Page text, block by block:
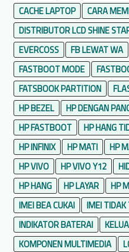
CACHE LAPTOP
CARA
DISTRIBUTOR LCD SHINE
EVERCOSS
FB LEWAT WA
FASTBOOT MODE
FATSBOOK PARTITION
HP BEZEL
HP DENGAN
HP FASTBOOT
HP HANG
HP INFINIX
HP MATI HP
HP VIVO
HP VIVO Y12
HP HANG
HP LAYAR HP
IMEI BEA CUKAI
IMEI TIDAK
INDIKATOR BATERAI
KOMPONEN MULTIMEDIA